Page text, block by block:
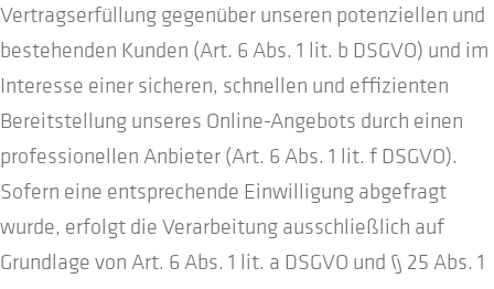
Vertragserfüllung gegenüber unseren potenziellen und
bestehenden Kunden (Art. 6 Abs. 1 lit. b DSGVO) und im
Interesse einer sicheren, schnellen und effizienten
Bereitstellung unseres Online-Angebots durch einen
professionellen Anbieter (Art. 6 Abs. 1 lit. f DSGVO).
Sofern eine entsprechende Einwilligung abgefragt
wurde, erfolgt die Verarbeitung ausschließlich auf
Grundlage von Art. 6 Abs. 1 lit. a DSGVO und § 25 Abs. 1